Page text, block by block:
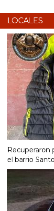
LOCALES
Recuperaron
el barrio